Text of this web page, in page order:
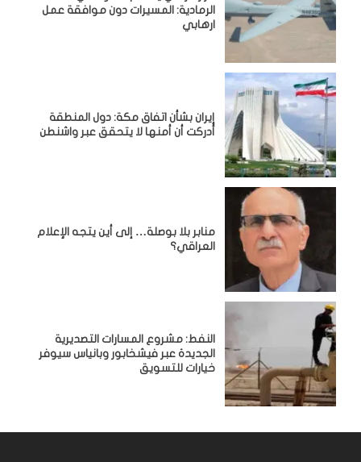
الرمادية: المسيرات دون موافقة عمل
ارهابي
إيران بشأن اتفاق مكة: دول المنطقة
أدركت أن أمنها لا يتحقق عبر واشنطن
منابر بلا بوصلة… إلى أين يتجه الإعلام
العراقي؟
النفط: مشروع المسارات التصديرية
الجديدة عبر فيشخابور وبانياس سيوفر
خيارات للتسويق